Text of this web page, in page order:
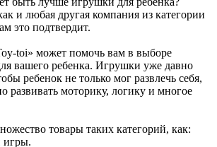
и любая другая компания из категории
это подтвердит.
toi» может помочь вам в выборе
вашего ребенка. Игрушки уже давно
ребенок не только мог развлечь себя,
развивать моторику, логику и многое
товары таких категорий, как:
игры.